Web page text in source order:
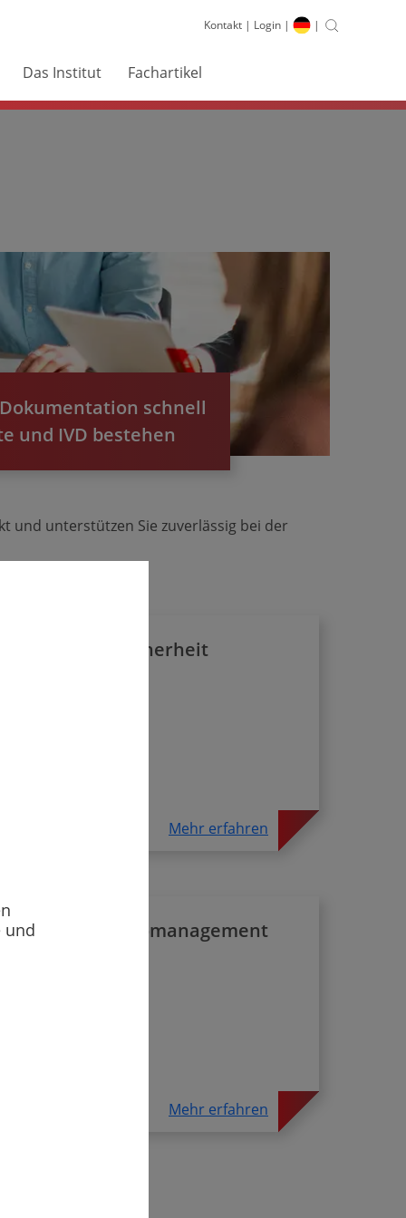
und
Kontakt | Login | |
Das Institut Fachartikel
schnell
und IVD bestehen
und unterstützen Sie zuverlässig bei der
IT-Sicherheit
Mehr erfahren
Risikomanagement
Mehr erfahren